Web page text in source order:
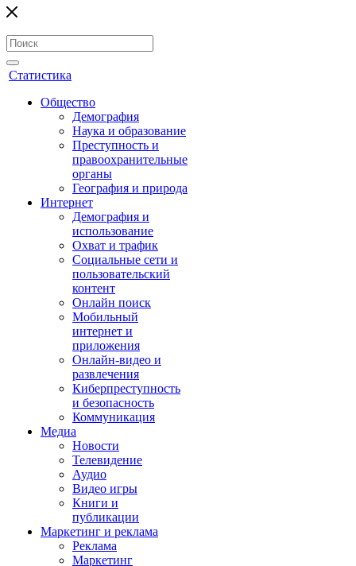
Статистика
Общество
Демография
Наука и образование
Преступность и
правоохранительные
органы
География и природа
Интернет
Демография и
использование
Охват и трафик
Социальные сети и
пользовательский
контент
Онлайн поиск
Мобильный
интернет и
приложения
Онлайн-видео и
развлечения
Киберпреступность
и безопасность
Коммуникация
Медиа
Новости
Телевидение
Аудио
Видео игры
Книги и
публикации
Маркетинг и реклама
Реклама
Маркетинг